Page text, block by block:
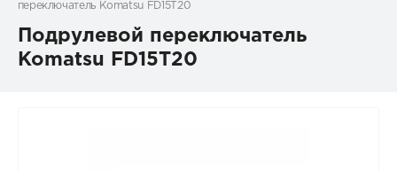
переключатель Komatsu FD15T20
Подрулевой переключатель
Komatsu FD15T20